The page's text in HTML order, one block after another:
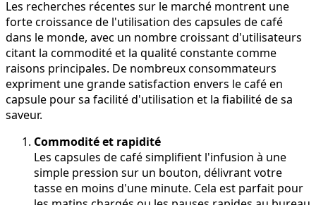
Les recherches récentes sur le marché montrent une
forte croissance de l'utilisation des capsules de café
dans le monde, avec un nombre croissant d'utilisateurs
citant la commodité et la qualité constante comme
raisons principales. De nombreux consommateurs
expriment une grande satisfaction envers le café en
capsule pour sa facilité d'utilisation et la fiabilité de sa
saveur.
Commodité et rapidité
Les capsules de café simplifient l'infusion à une
simple pression sur un bouton, délivrant votre
tasse en moins d'une minute. Cela est parfait pour